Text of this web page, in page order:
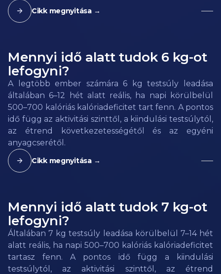
Cikk megnyitása →
Mennyi idő alatt tudok 6 kg-ot
lefogyni?
A legtöbb ember számára 6 kg testsúly leadása
általában 6–12 hét alatt reális, ha napi körülbelül
500–700 kalóriás kalóriadeficitet tart fenn. A pontos
idő függ az aktivitási szinttől, a kiindulási testsúlytól,
az étrend következetességétől és az egyéni
anyagcserétől.
Cikk megnyitása →
Mennyi idő alatt tudok 7 kg-ot
lefogyni?
Általában 7 kg testsúly leadása körülbelül 7–14 hét
alatt reális, ha napi 500–700 kalóriás kalóriadeficitet
tartasz fenn. A pontos idő függ a kiindulási
testsúlytól, az aktivitási szinttől, az étrend